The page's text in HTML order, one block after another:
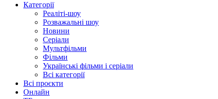
Категорії
Реаліті-шоу
Розважальні шоу
Новини
Серіали
Мультфільми
Фільми
Українські фільми і серіали
Всі категорії
Всі проєкти
Онлайн